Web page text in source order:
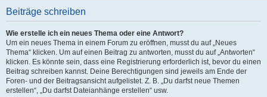
Beiträge schreiben
Wie erstelle ich ein neues Thema oder eine Antwort?
Um ein neues Thema in einem Forum zu eröffnen, musst du auf „Neues
Thema“ klicken. Um auf einen Beitrag zu antworten, musst du auf „Antworten“
klicken. Es könnte sein, dass eine Registrierung erforderlich ist, bevor du einen
Beitrag schreiben kannst. Deine Berechtigungen sind jeweils am Ende der
Foren- und der Beitragsansicht aufgelistet. Z. B. „Du darfst neue Themen
erstellen“, „Du darfst Dateianhänge erstellen“ usw.